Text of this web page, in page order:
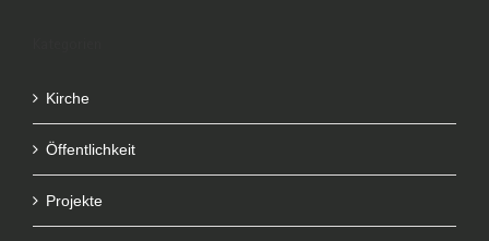
Kirche
Öffentlichkeit
Projekte